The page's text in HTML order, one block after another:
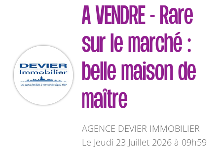
A VENDRE - Rare
sur le marché :
belle maison de
maître
AGENCE DEVIER IMMOBILIER
Le Jeudi 23 Juillet 2026 à 09h59